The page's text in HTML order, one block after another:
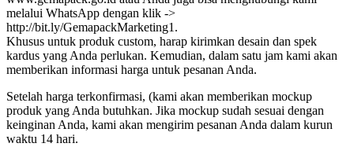
melalui WhatsApp dengan klik ->
http://bit.ly/GemapackMarketing1.
Khusus untuk produk custom, harap kirimkan desain dan spek
kardus yang Anda perlukan. Kemudian, dalam satu jam kami akan
memberikan informasi harga untuk pesanan Anda.
Setelah harga terkonfirmasi, (kami akan memberikan mockup
produk yang Anda butuhkan. Jika mockup sudah sesuai dengan
keinginan Anda, kami akan mengirim pesanan Anda dalam kurun
waktu 14 hari.